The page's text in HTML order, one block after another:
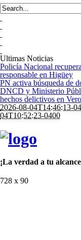
Ultimas Noticias
Policía Nacional
responsable en Higüey
PN activa búsqueda de
DNCD y Ministerio
hechos delictivos en
2026-08-04T14:46:13-
04T10:52:23-0400
¡La verdad a tu
728 x 90